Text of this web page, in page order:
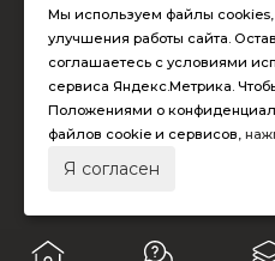
Контакты
Покупателям
Способы оплаты
Условия оформления
Таблица допустимых
Мы используем файлы
улучшения работы сайта.
соглашаетесь с условиями
сервиса Яндекс.Метрика.
Положениями о
файлов cookie и сервисов,
Я согласен